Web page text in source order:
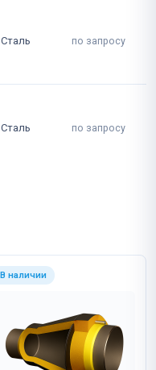
Сталь по запросу
Сталь по запросу
В наличии